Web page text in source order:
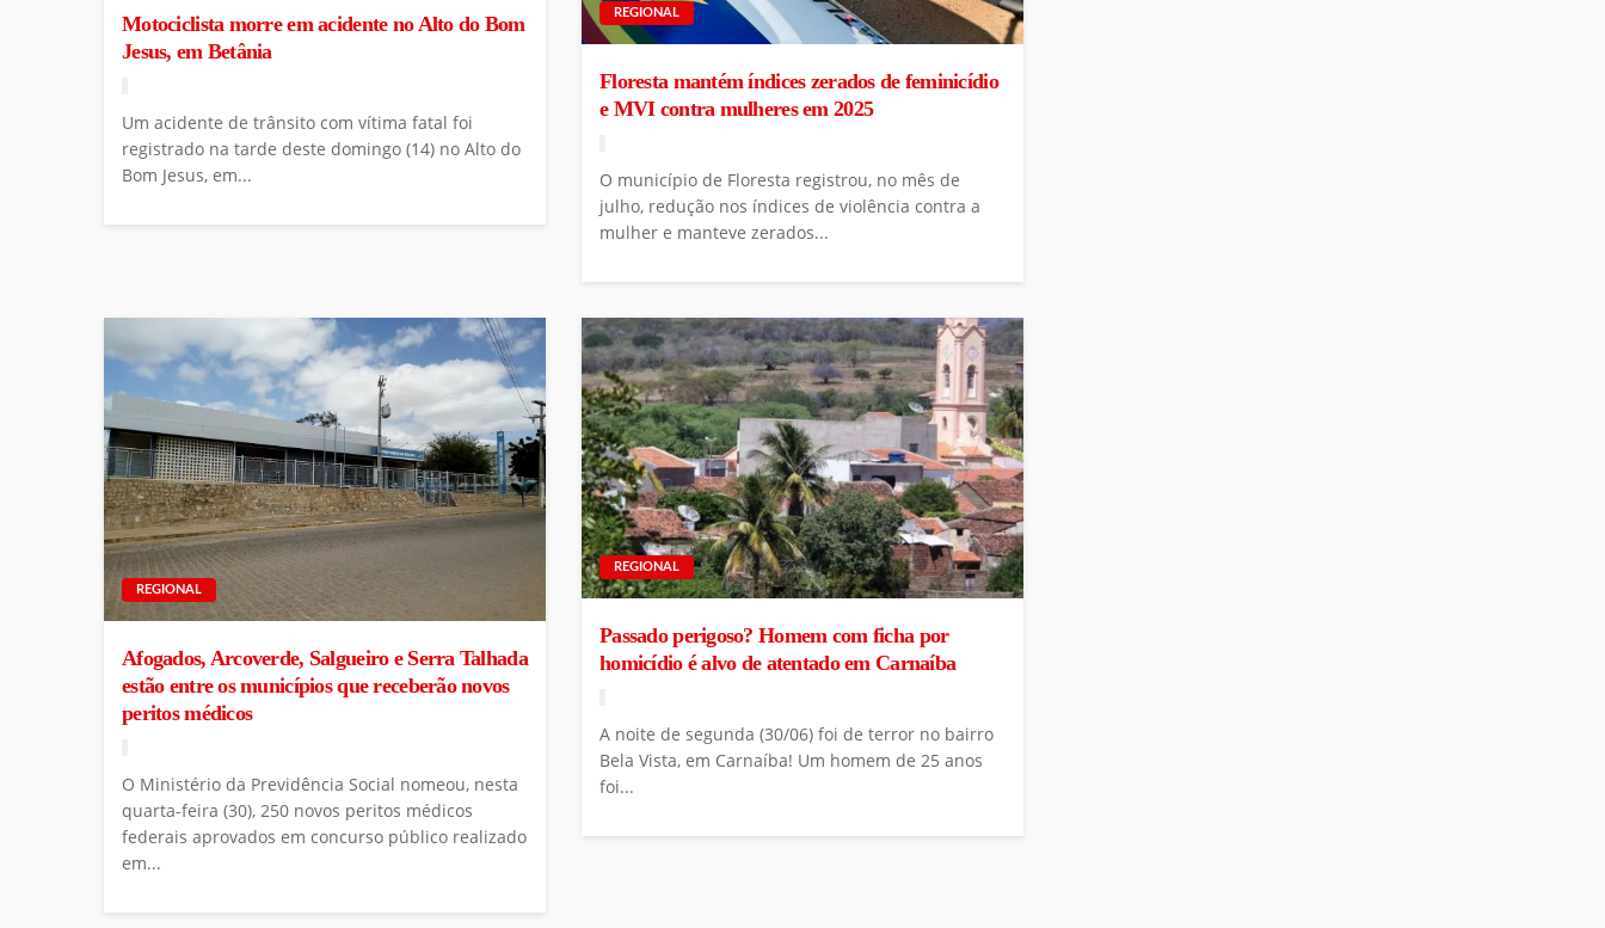
Motociclista morre em acidente no Alto do Bom
Jesus, em Betânia
Um acidente de trânsito com vítima fatal foi
registrado na tarde deste domingo (14) no Alto do
Bom Jesus, em...
REGIONAL
Floresta mantém índices zerados de feminicídio
e MVI contra mulheres em 2025
O município de Floresta registrou, no mês de
julho, redução nos índices de violência contra a
mulher e manteve zerados...
REGIONAL
Afogados, Arcoverde, Salgueiro e Serra Talhada
estão entre os municípios que receberão novos
peritos médicos
O Ministério da Previdência Social nomeou, nesta
quarta-feira (30), 250 novos peritos médicos
federais aprovados em concurso público realizado
em...
REGIONAL
Passado perigoso? Homem com ficha por
homicídio é alvo de atentado em Carnaíba
A noite de segunda (30/06) foi de terror no bairro
Bela Vista, em Carnaíba! Um homem de 25 anos
foi...